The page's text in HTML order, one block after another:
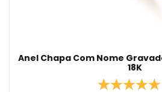
Anel Chapa Com Nome
18K